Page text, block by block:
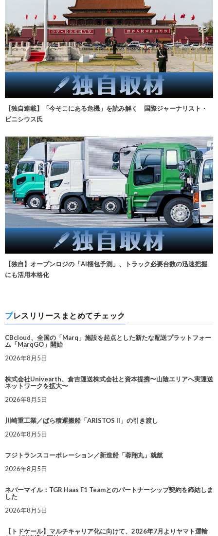
【独自連載】「今そこにある危機」を読み解く 国際ジャーナリスト・
ビニシウス氏
【独自】オープンロジの「AI梱包予測」、トラック必要台数の迅速把握
にも活用本格化
プレスリリースまとめてチェック
CBcloud、全国の「Marq」施設を起点とした新たな配送プラットフォー
ム「MarqGO」開始
2026年8月5日
株式会社Univearth、倉吉運送株式会社と資本提携〜山陰エリアへ実運送
ネットワークを拡大〜
2026年8月5日
川崎重工業／ばら積運搬船「ARISTOS II」の引き渡し
2026年8月5日
フジトランスコーポレーション／新造船「蓉翔丸」就航
2026年8月5日
ネバーマイル：TGR Haas F1 Teamとのパートナーシップ契約を締結しま
した
2026年8月5日
【トドケール】マルチキャリア化に向けて、2026年7月よりヤマト運輸